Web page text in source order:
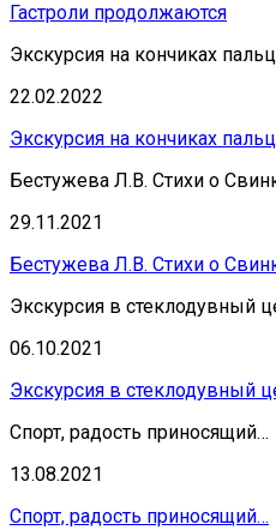
Гастроли продолжаются
Экскурсия на кончиках
22.02.2022
Экскурсия на кончиках
Бестужева Л.В. Стихи о
29.11.2021
Бестужева Л.В. Стихи о
Экскурсия в стеклодувный
06.10.2021
Экскурсия в стеклодувный
Спорт, радость приносящий…
13.08.2021
Спорт, радость приносящий…